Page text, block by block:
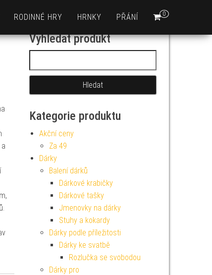
0
RODINNÉ HRY HRNKY PŘÁNÍ
Vyhledat produkt
Kategorie produktu
Akční ceny
Za 49
Dárky
Balení dárků
Dárkové krabičky
Dárkové tašky
Jmenovky na dárky
Stuhy a kokardy
Dárky podle příležitosti
Dárky ke svatbě
Rozlučka se svobodou
Dárky pro